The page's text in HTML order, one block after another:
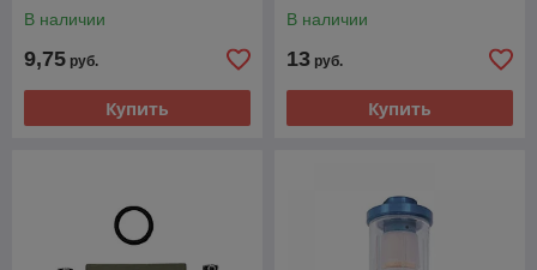
В наличии
9,75 руб.
Купить
В наличии
13 руб.
Купить